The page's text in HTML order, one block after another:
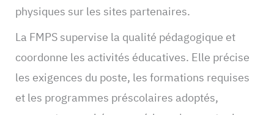
physiques sur les sites partenaires.
La FMPS supervise la qualité pédagogique et
coordonne les activités éducatives. Elle précise
les exigences du poste, les formations requises
et les programmes préscolaires adoptés,